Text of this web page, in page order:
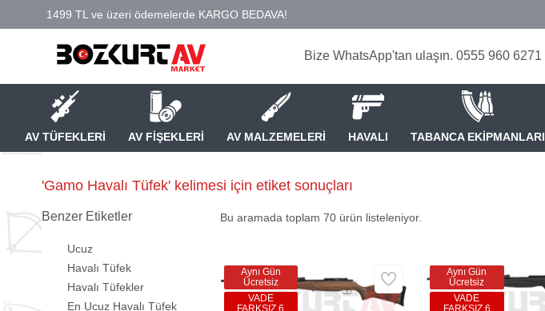
Bize WhatsApp'tan ulaşın. 0555 960 6271
AV TÜFEKLERİ AV FİŞEKLERİ AV MALZEMELERİ HAVALI TABANCA EKİPMANLARI
'Gamo Havalı Tüfek' kelimesi için etiket sonuçları
Benzer Etiketler
Ucuz
Havalı Tüfek
Havalı Tüfekler
En Ucuz Havalı Tüfek
Bu aramada toplam 70ürün listeleniyor.
Aynı Gün
Ücretsiz
VADE
FARKSIZ 6
Aynı Gün
Ücretsiz
VADE
FARKSIZ 6